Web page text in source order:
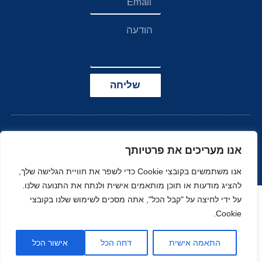
אנו מעריכים את פרטיותך
אנו משתמשים בקובצי Cookie כדי לשפר את חוויית הגלישה שלך,
להציג מודעות או תוכן מותאמים אישית ולנתח את התנועה שלנו.
על ידי לחיצה על "קבל הכל", אתה מסכים לשימוש שלנו בקובצי
Cookie.
התאמה אישית דחה הכל אישור הכל
שליחה
הצהרת נגישות
נוי
MOONART